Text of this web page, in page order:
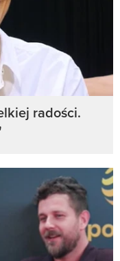
radości.